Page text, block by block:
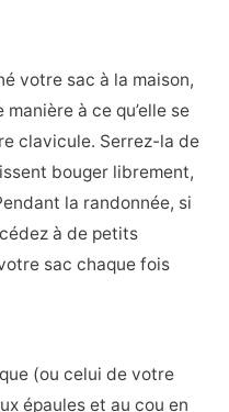
votre sac à la maison,
à ce qu’elle se
clavicule. Serrez-la de
bouger librement,
la randonnée, si
à de petits
sac chaque fois
(ou celui de votre
épaules et au cou en